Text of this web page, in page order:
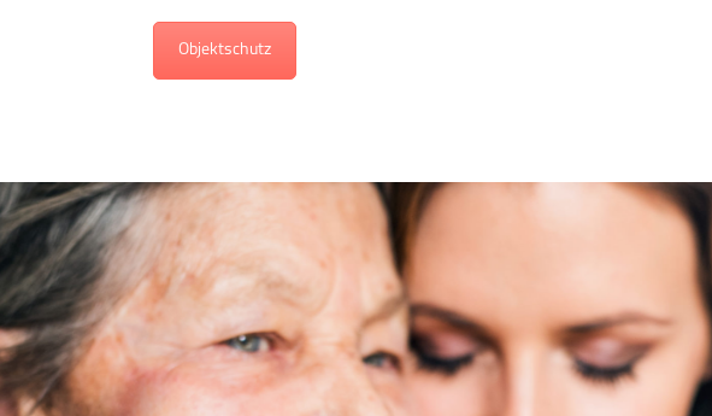
Objektschutz